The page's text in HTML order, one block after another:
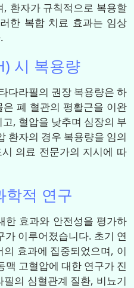
환자가 규칙적으로 복용할
한 복합 치료 효과는 임상
시 복용량
다라필의 권장 복용량은 하
폐 혈관의 평활근을 이완
, 혈압을 낮추며 심장의 부
환자의 경우 복용량을 임의
의료 전문가의 지시에 따
학적 연구
한 효과와 안전성을 평가하
가 이루어졌습니다. 초기 연
효과에 집중되었으며, 이
맥 고혈압에 대한 연구가 진
의 심혈관계 질환, 비뇨기